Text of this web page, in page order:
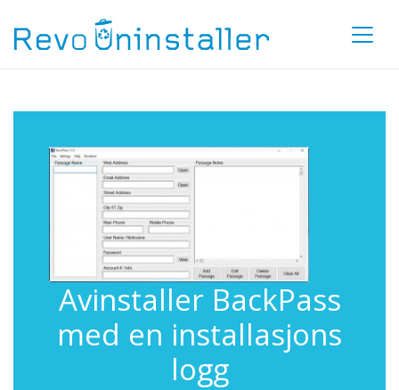
Avinstaller BackPass
med en installasjons
logg